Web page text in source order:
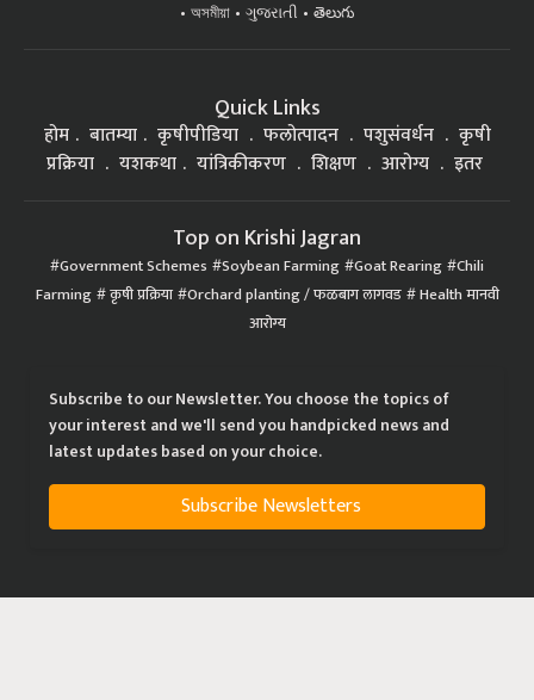
অসমীয়া
ગુજરાતી తెలుగు
Quick Links
होम बातम्या कृषीपीडिया फलोत्पादन पशुसंवर्धन
कृषी
प्रक्रिया
यशकथा यांत्रिकीकरण शिक्षण आरोग्य इतर
Top on Krishi Jagran
Government Schemes Soybean Farming Goat Rearing Chili
Farming कृषी प्रक्रिया Orchard planting / फळबाग लागवड Health मानवी
आरोग्य
Subscribe to our Newsletter. You choose the topics of
your interest and we'll send you handpicked news and
latest updates based on your choice.
Subscribe Newsletters